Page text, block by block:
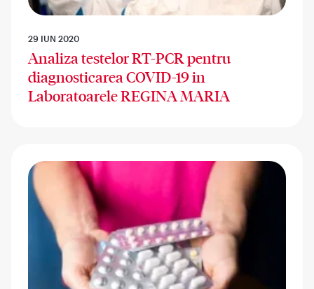
29 IUN 2020
Analiza testelor RT-PCR pentru
diagnosticarea COVID-19 in
Laboratoarele REGINA MARIA